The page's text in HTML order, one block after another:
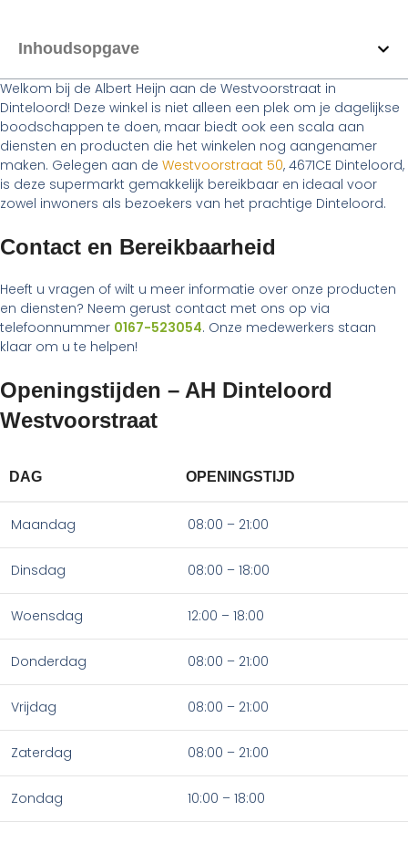
Inhoudsopgave
Welkom bij de Albert Heijn aan de Westvoorstraat in
Dinteloord! Deze winkel is niet alleen een plek om je dagelijkse
boodschappen te doen, maar biedt ook een scala aan
diensten en producten die het winkelen nog aangenamer
maken. Gelegen aan de Westvoorstraat 50, 4671CE Dinteloord,
is deze supermarkt gemakkelijk bereikbaar en ideaal voor
zowel inwoners als bezoekers van het prachtige Dinteloord.
Contact en Bereikbaarheid
Heeft u vragen of wilt u meer informatie over onze producten
en diensten? Neem gerust contact met ons op via
telefoonnummer 0167-523054. Onze medewerkers staan
klaar om u te helpen!
Openingstijden – AH Dinteloord
Westvoorstraat
DAG OPENINGSTIJD
Maandag 08:00 – 21:00
Dinsdag 08:00 – 18:00
Woensdag 12:00 – 18:00
Donderdag 08:00 – 21:00
Vrijdag 08:00 – 21:00
Zaterdag 08:00 – 21:00
Zondag 10:00 – 18:00